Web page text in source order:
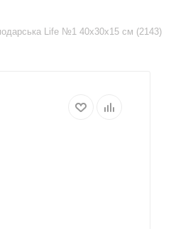
Life №1 40х30х15 см (2143)